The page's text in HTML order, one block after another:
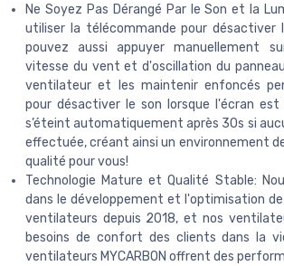
Ne Soyez Pas Dérangé Par le Son et la
utiliser la télécommande pour désactiver
pouvez aussi appuyer manuellement
vitesse du vent et d'oscillation du
ventilateur et les maintenir enfoncés
pour désactiver le son lorsque l'écran est
s’éteint automatiquement après 30s si
effectuée, créant ainsi un environnement
qualité pour vous!
Technologie Mature et Qualité Stable:
dans le développement et l'optimisation
ventilateurs depuis 2018, et nos
besoins de confort des clients dans la
ventilateurs MYCARBON offrent des